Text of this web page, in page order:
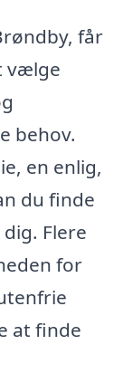
får
vælge
behov.
en enlig,
du finde
Flere
for
at finde